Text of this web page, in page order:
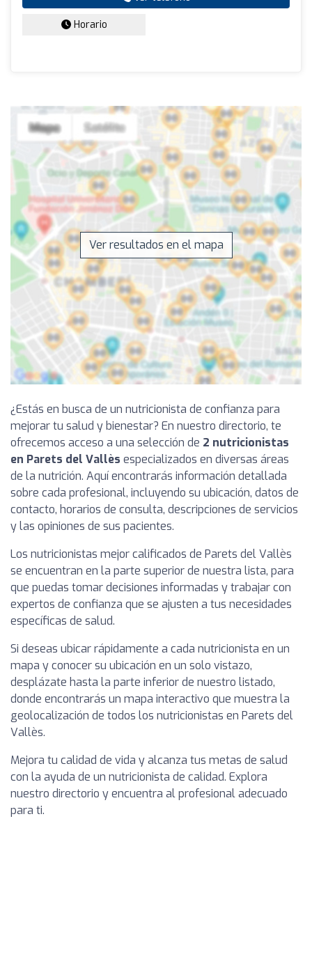
Horario
Ver resultados en el mapa
¿Estás en busca de un nutricionista de confianza para
mejorar tu salud y bienestar? En nuestro directorio, te
ofrecemos acceso a una selección de 2 nutricionistas
en Parets del Vallès especializados en diversas áreas
de la nutrición. Aquí encontrarás información detallada
sobre cada profesional, incluyendo su ubicación, datos de
contacto, horarios de consulta, descripciones de servicios
y las opiniones de sus pacientes.
Los nutricionistas mejor calificados de Parets del Vallès
se encuentran en la parte superior de nuestra lista, para
que puedas tomar decisiones informadas y trabajar con
expertos de confianza que se ajusten a tus necesidades
específicas de salud.
Si deseas ubicar rápidamente a cada nutricionista en un
mapa y conocer su ubicación en un solo vistazo,
desplázate hasta la parte inferior de nuestro listado,
donde encontrarás un mapa interactivo que muestra la
geolocalización de todos los nutricionistas en Parets del
Vallès.
Mejora tu calidad de vida y alcanza tus metas de salud
con la ayuda de un nutricionista de calidad. Explora
nuestro directorio y encuentra al profesional adecuado
para ti.